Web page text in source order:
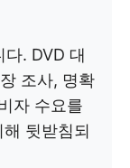
. DVD 대
조사, 명확
자 수요를
뒷받침되